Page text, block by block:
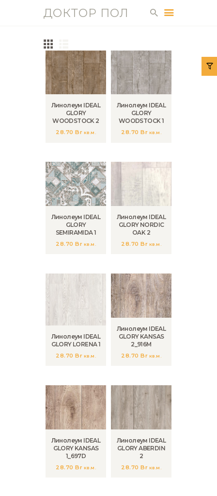
ДОКТОР ПОЛ
ГЛАВНАЯ
КАТАЛОГ
УСЛУГИ
О НАС
ДОСТАВКА И
ОПЛАТА
ГАЛЕРЕЯ
СТАТЬИ
Линолеум IDEAL
GLORY
WOODSTOCK 2
28.70 Br кв.м.
Линолеум IDEAL
GLORY
WOODSTOCK 1
28.70 Br кв.м.
Линолеум IDEAL
GLORY
SEMIRAMIDA 1
28.70 Br кв.м.
Линолеум IDEAL
GLORY NORDIC
OAK 2
28.70 Br кв.м.
Линолеум IDEAL
GLORY LORENA 1
28.70 Br кв.м.
Линолеум IDEAL
GLORY KANSAS
2_916M
28.70 Br кв.м.
Линолеум IDEAL
GLORY KANSAS
1_697D
28.70 Br кв.м.
Линолеум IDEAL
GLORY ABERDIN
2
28.70 Br кв.м.